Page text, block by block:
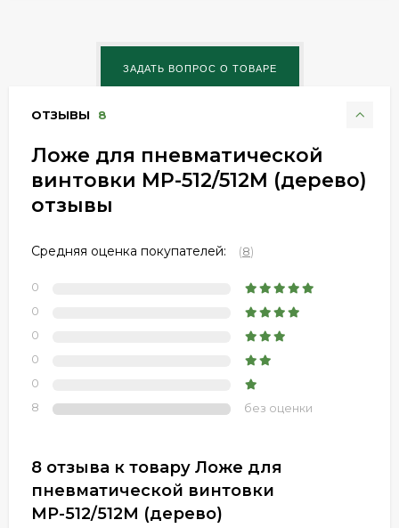
ОТЗЫВЫ 8
Ложе для пневматической
винтовки МР-512/512М (дерево)
отзывы
Средняя оценка покупателей: (8)
0
0
0
0
0
8
без оценки
8 отзыва к товару Ложе для
пневматической винтовки
МР-512/512М (дерево)